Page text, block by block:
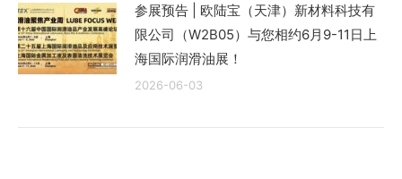
参展预告 | 欧陆宝（天津）新材料科技有
限公司（W2B05）与您相约6月9-11日上
海国际润滑油展！
2026-06-03